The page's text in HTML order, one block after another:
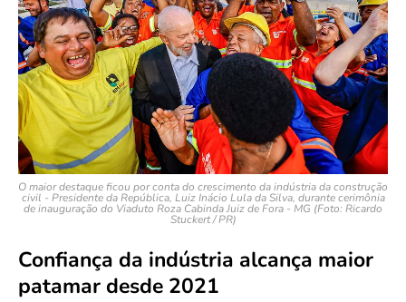
O maior destaque ficou por conta do crescimento da indústria da construção
civil - Presidente da República, Luiz Inácio Lula da Silva, durante cerimônia
de inauguração do Viaduto Roza Cabinda Juiz de Fora - MG (Foto: Ricardo
Stuckert / PR)
Confiança da indústria alcança maior
patamar desde 2021